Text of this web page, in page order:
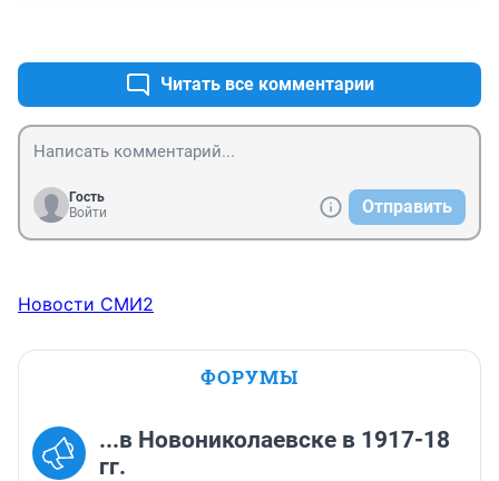
Читать все комментарии
Гость
Войти
Отправить
Новости СМИ2
ФОРУМЫ
...в Новониколаевске в 1917-18
гг.